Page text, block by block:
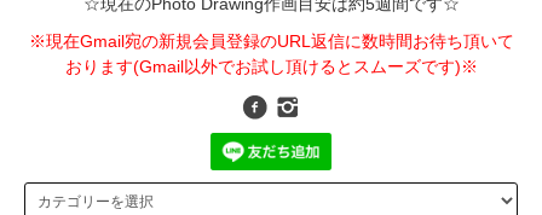
※現在Gmail宛の新規会員登録のURL返信に数時間お待ち頂いて
おります(Gmail以外でお試し頂けるとスムーズです)※